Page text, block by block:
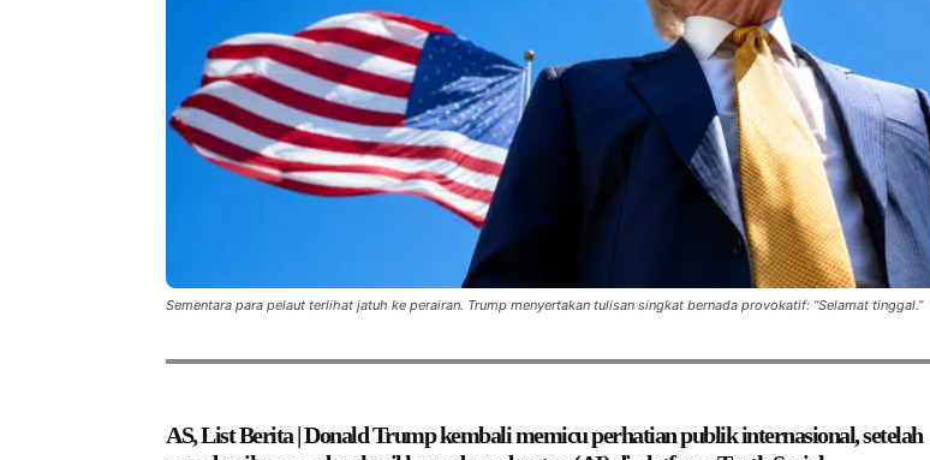
Sementara para pelaut terlihat jatuh ke perairan. Trump menyertakan tulisan singkat bernada provokatif: “Selamat tinggal.”
AS, List Berita | Donald Trump kembali memicu perhatian publik internasional, setelah